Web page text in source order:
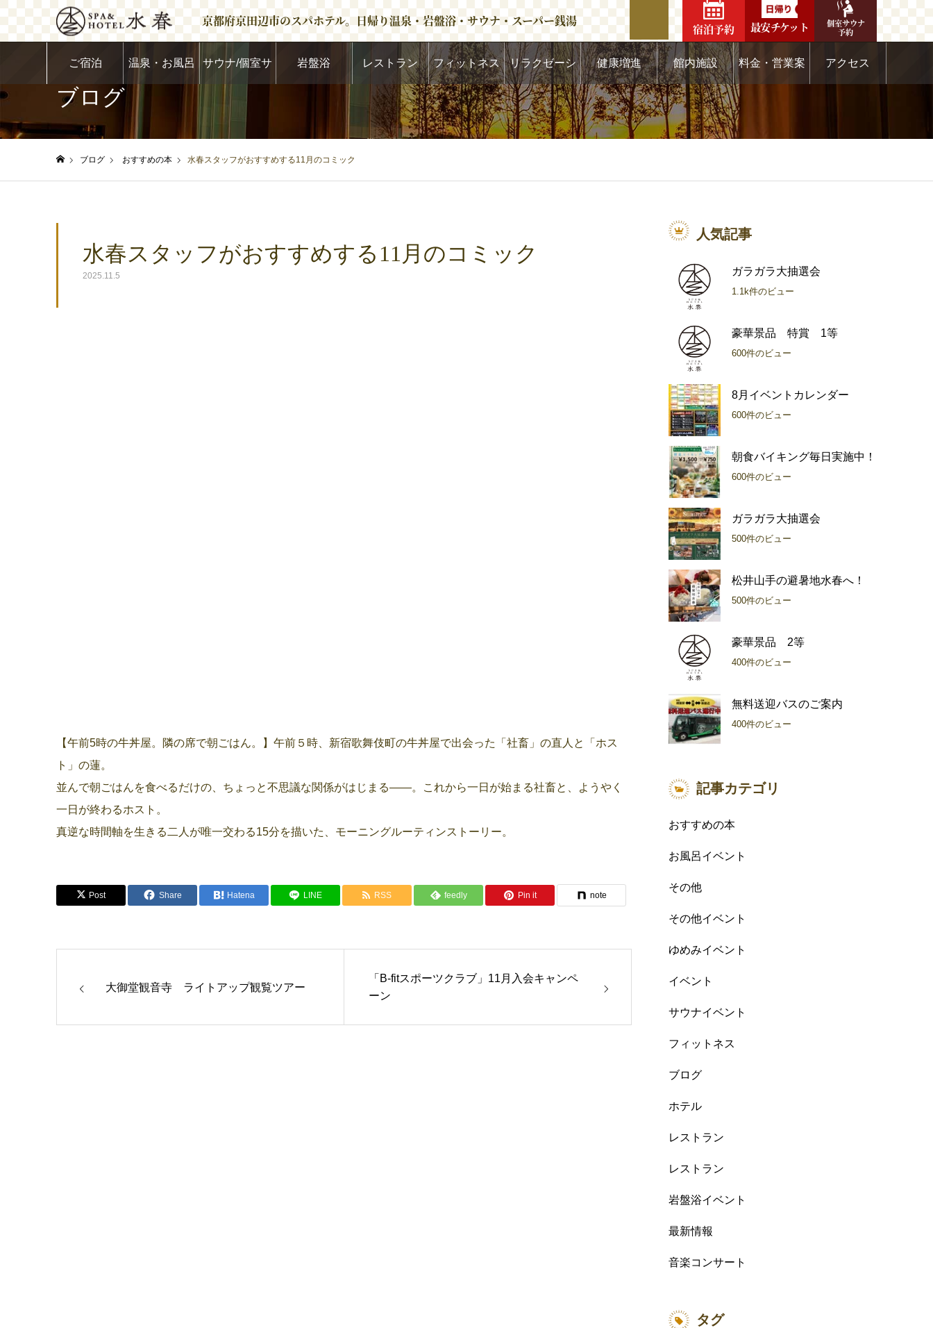
京都府京田辺市のスパホテル。日帰り温泉・岩盤浴・サウナ・スーパー銭湯
個室サウナ
予約
最安チケット
宿泊予約
ご宿泊 温泉・お風呂 サウナ/個室サ
ウナ
岩盤浴 レストラン フィットネス リラクゼーシ
ョン
健康増進 館内施設 料金・営業案 アクセス
ブログ
ブログ おすすめの本 水春スタッフがおすすめする11月のコミック
水春スタッフがおすすめする11月のコミック
2025.11.5
【午前5時の牛丼屋。隣の席で朝ごはん。】午前５時、新宿歌舞伎町の牛丼屋で出会った「社畜」の直人と「ホス
ト」の蓮。
並んで朝ごはんを食べるだけの、ちょっと不思議な関係がはじまる――。これから一日が始まる社畜と、ようやく
一日が終わるホスト。
真逆な時間軸を生きる二人が唯一交わる15分を描いた、モーニングルーティンストーリー。
Post Share Hatena LINE RSS feedly Pin it note
大御堂観音寺 ライトアップ観覧ツアー
「B-fitスポーツクラブ」11月入会キャンペ
ーン
人気記事
ガラガラ大抽選会
1.1k件のビュー
豪華景品 特賞 1等
600件のビュー
8月イベントカレンダー
600件のビュー
朝食バイキング毎日実施中！
600件のビュー
ガラガラ大抽選会
500件のビュー
松井山手の避暑地水春へ！
500件のビュー
豪華景品 2等
400件のビュー
無料送迎バスのご案内
400件のビュー
記事カテゴリ
おすすめの本
お風呂イベント
その他
その他イベント
ゆめみイベント
イベント
サウナイベント
フィットネス
ブログ
ホテル
レストラン
レストラン
岩盤浴イベント
最新情報
音楽コンサート
タグ